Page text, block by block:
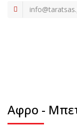
Αφρο -